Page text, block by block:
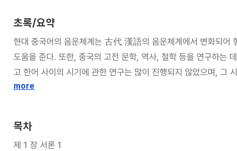
초록/요약
현대 중국어의 음운체계는 古代 漢語의 음운체계에서 변화되어
도움을 준다. 또한, 중국의 고전 문학, 역사, 철학 등을 연구하는 데에도 고대 한어의 음운체계에 대한
고 한어 사이의 시기에 관한 연구는 많이 진행되지 않았으며, 그
구는 드물다. 본 논문은 중고 한어 蟹攝이 상고 한어 시기부터 중
more
목차
제 1 장 서론 1